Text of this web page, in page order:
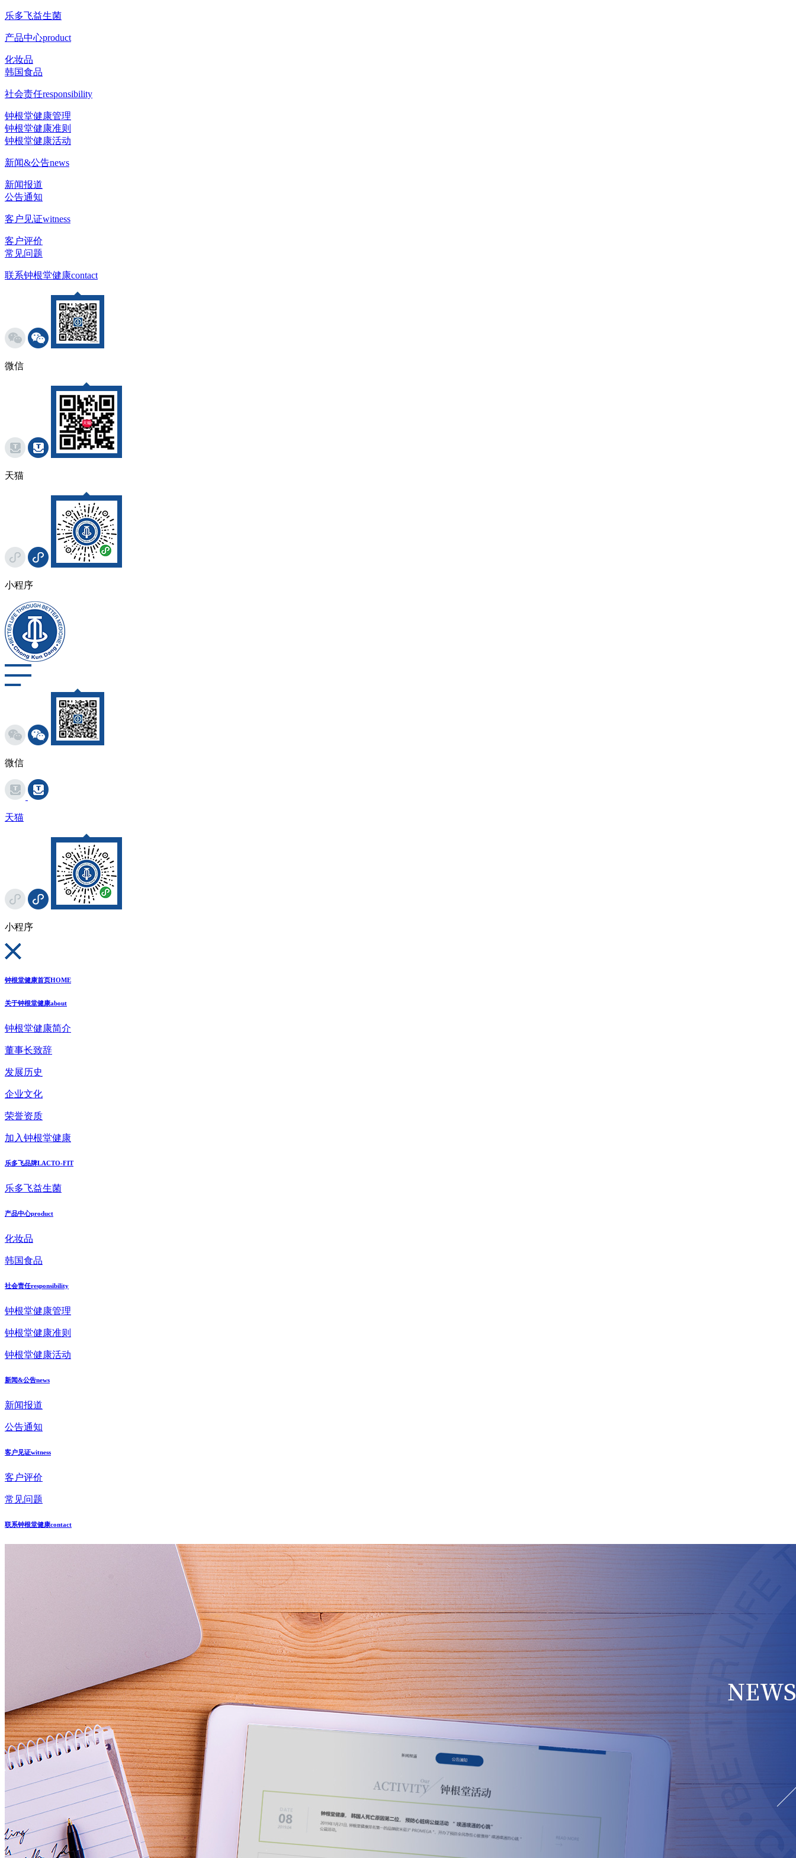
乐多飞益生菌
产品中心product
化妆品
韩国食品
社会责任responsibility
钟根堂健康管理
钟根堂健康准则
钟根堂健康活动
新闻&公告news
新闻报道
公告通知
客户见证witness
客户评价
常见问题
联系钟根堂健康contact
微信
天猫
小程序
微信
天猫
小程序
钟根堂健康首页HOME
关于钟根堂健康about
钟根堂健康简介
董事长致辞
发展历史
企业文化
荣誉资质
加入钟根堂健康
乐多飞品牌LACTO-FIT
乐多飞益生菌
产品中心product
化妆品
韩国食品
社会责任responsibility
钟根堂健康管理
钟根堂健康准则
钟根堂健康活动
新闻&公告news
新闻报道
公告通知
客户见证witness
客户评价
常见问题
联系钟根堂健康contact